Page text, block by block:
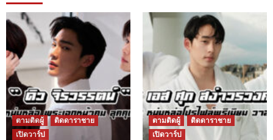
ตามติดผู้
ติดดาราชาย
เปิดวาร์ป
ตามติดผู้
ติดดาราชาย
เปิดวาร์ป